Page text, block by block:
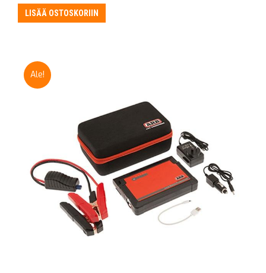
LISÄÄ OSTOSKORIIN
Ale!